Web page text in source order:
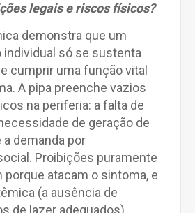
legais e riscos físicos?
demonstra que um
só se sustenta
cumprir uma função vital
A pipa preenche vazios
na periferia: a falta de
de geração de
demanda por
Proibições puramente
porque atacam o sintoma, e
(a ausência de
de lazer adequados).